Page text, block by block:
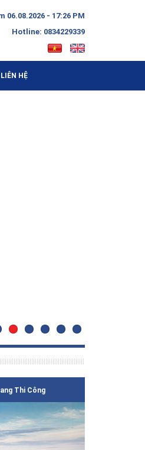
06.08.2026 - 17:26 PM
Hotline: 0834229339
LIÊN HỆ
Thi Công